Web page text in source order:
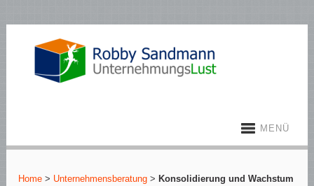
MENÜ
Home > Unternehmensberatung > Konsolidierung und Wachstum